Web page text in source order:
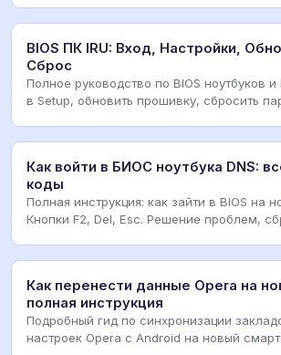
BIOS ПК IRU: Вход, Настройки,
Сброс
Полное руководство по BIOS ноутбуков
в Setup, обновить прошивку, сбросить
Как войти в БИОС ноутбука DNS:
коды
Полная инструкция: как зайти в BIOS на
Кнопки F2, Del, Esc. Решение проблем,
Как перенести данные Opera на
полная инструкция
Подробный гид по синхронизации
настроек Opera с Android на новый